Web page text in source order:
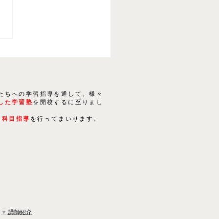
ちへの学習指導を通して、様々
た学習塾 を開校するに至りまし
目指導 を行ってまいります。
▼ 講師紹介